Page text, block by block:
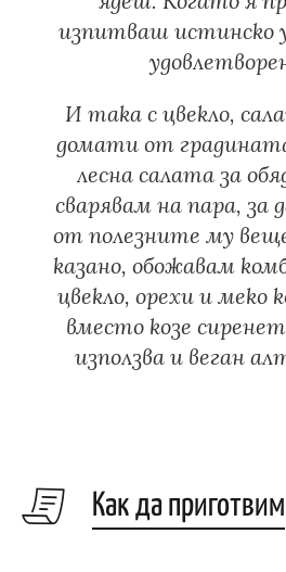
изпитваш истинско
И така с цвекло,
домати от
лесна салата за
сварявам на пара, за
от полезните му
казано, обожавам
цвекло, орехи и меко
вместо козе
използва и веган
Как да приготвим